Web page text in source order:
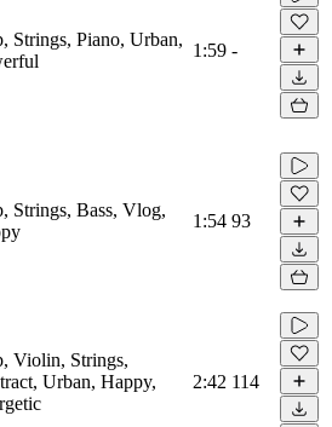
Strings, Piano, Urban,
1:59 -
Strings, Bass, Vlog,
1:54 93
Violin, Strings,
Urban, Happy,
2:42 114